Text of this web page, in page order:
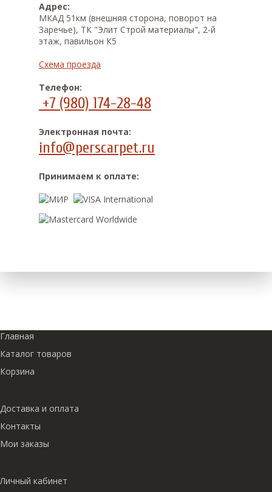
Адрес:
МКАД 51км (внешняя сторона, поворот на
Заречье), ТК "Элит Строй материалы", 2-й
этаж, павильон К5
Схема проезда
Телефон:
+7 (980) 174-28-48
Электронная почта:
info@perscarpet.ru
Принимаем к оплате:
Главная
Каталог товаров
Корзина
Доставка и оплата
Контакты
Мои заказы
Личный кабинет